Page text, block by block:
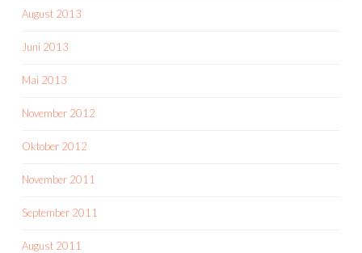
August 2013
Juni 2013
Mai 2013
November 2012
Oktober 2012
November 2011
September 2011
August 2011